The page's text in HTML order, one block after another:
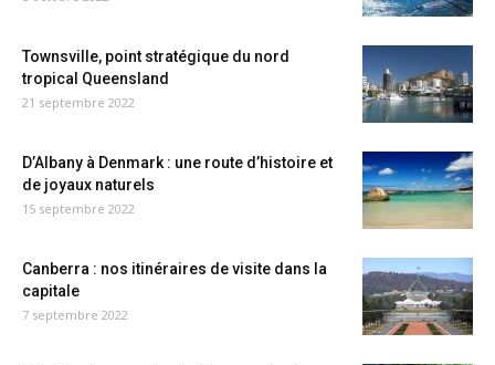
Townsville, point stratégique du nord
tropical Queensland
21 septembre 2022
D’Albany à Denmark : une route d’histoire et
de joyaux naturels
15 septembre 2022
Canberra : nos itinéraires de visite dans la
capitale
7 septembre 2022